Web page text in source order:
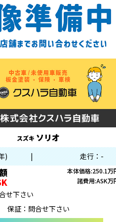
スズキ ソリオ
) | 走行：-
本体価格:250.1万
諸費用:ASK万
せ下さい
保証：問合せ下さい